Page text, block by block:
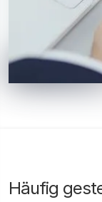
Häufig